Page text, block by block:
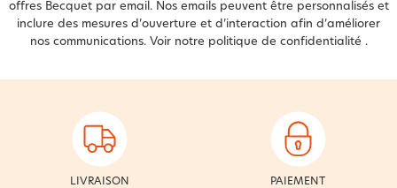
offres Becquet par email. Nos emails peuvent être personnalisés et
inclure des mesures d’ouverture et d’interaction afin d’améliorer
nos communications. Voir notre politique de confidentialité .
LIVRAISON
PAIEMENT